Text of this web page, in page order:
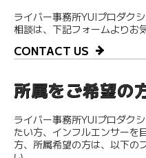
ライバー事務所YUIプロダク
相談は、下記フォームよりお
CONTACT US
所属をご希望の
ライバー事務所YUIプロダク
たい方、インフルエンサーを
方、所属希望の方は、以下の